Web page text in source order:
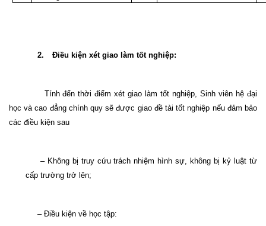
2. Điều kiện xét giao làm tốt nghiệp:
Tính đến thời điểm xét giao làm tốt nghiệp, Sinh viên hệ đại
học và cao đẳng chính quy sẽ được giao đề tài tốt nghiệp nếu đảm bảo
các điều kiện sau
– Không bị truy cứu trách nhiệm hình sự, không bị kỷ luật từ
cấp trường trở lên;
– Điều kiện về học tập: